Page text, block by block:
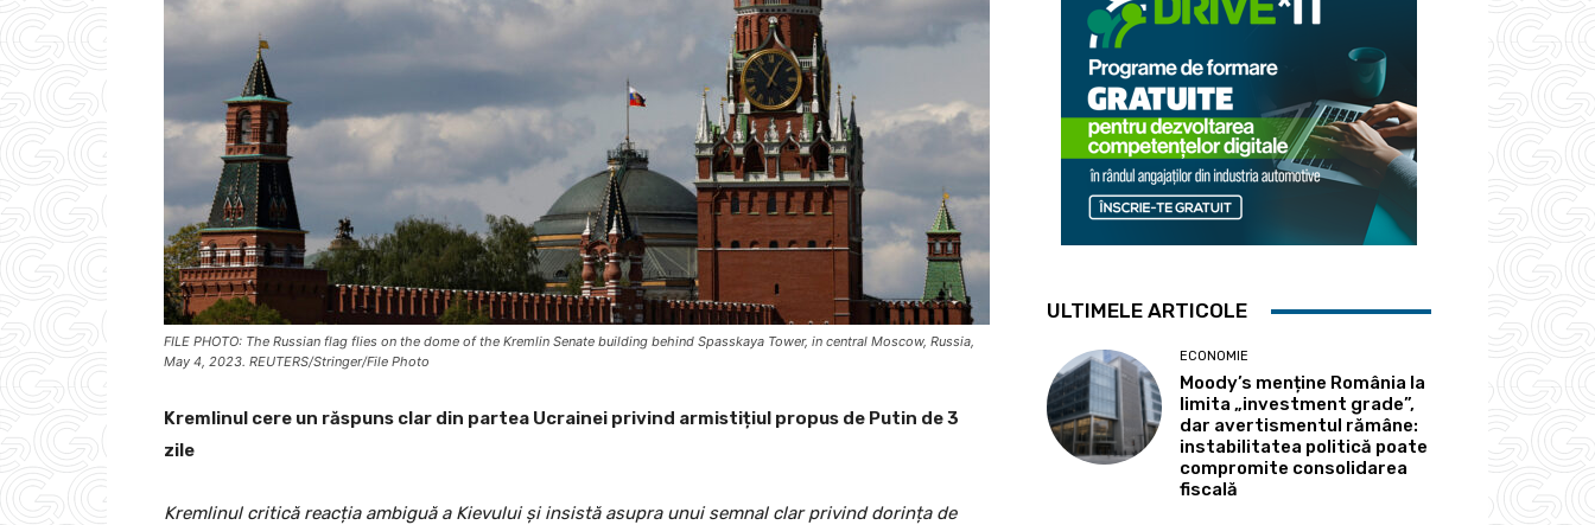
FILE PHOTO: The Russian flag flies on the dome of the Kremlin Senate building behind Spasskaya Tower, in central Moscow, Russia,
May 4, 2023. REUTERS/Stringer/File Photo
Kremlinul cere un răspuns clar din partea Ucrainei privind armistițiul propus de Putin de 3
zile
Kremlinul critică reacția ambiguă a Kievului și insistă asupra unui semnal clar privind dorința de
ULTIMELE ARTICOLE
ECONOMIE
Moody’s menține România la
limita „investment grade”,
dar avertismentul rămâne:
instabilitatea politică poate
compromite consolidarea
fiscală